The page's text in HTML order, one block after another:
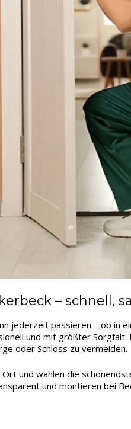
– schnell,
jederzeit passieren – ob in
und mit größter
oder Schloss zu vermeiden.
und wählen die
und montieren bei